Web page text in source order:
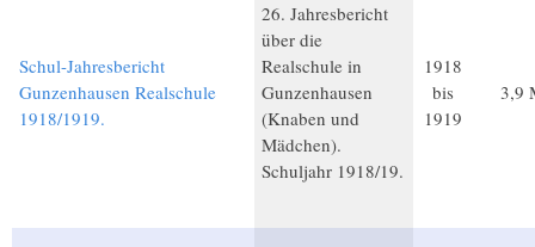
Schul-Jahresbericht
Gunzenhausen Realschule
1918/1919.
26. Jahresbericht
über die
Realschule in
Gunzenhausen
(Knaben und
Mädchen).
Schuljahr 1918/19.
1918
bis
1919
3,9